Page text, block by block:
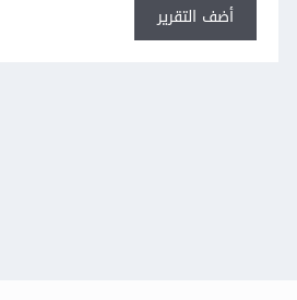
أضف التقرير